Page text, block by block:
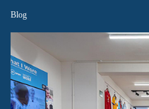
Blog